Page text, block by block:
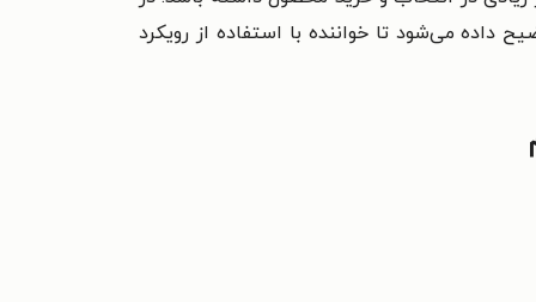
داده می‌شود تا خواننده با استفاده از رویکرد